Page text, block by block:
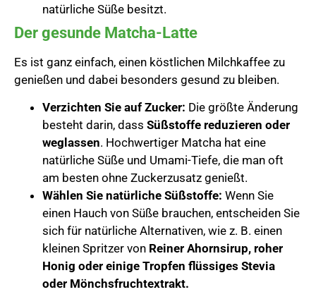
natürliche Süße besitzt.
Der gesunde Matcha-Latte
Es ist ganz einfach, einen köstlichen Milchkaffee zu
genießen und dabei besonders gesund zu bleiben.
Verzichten Sie auf Zucker: Die größte Änderung
besteht darin, dass Süßstoffe reduzieren oder
weglassen. Hochwertiger Matcha hat eine
natürliche Süße und Umami-Tiefe, die man oft
am besten ohne Zuckerzusatz genießt.
Wählen Sie natürliche Süßstoffe: Wenn Sie
einen Hauch von Süße brauchen, entscheiden Sie
sich für natürliche Alternativen, wie z. B. einen
kleinen Spritzer von Reiner Ahornsirup, roher
Honig oder einige Tropfen flüssiges Stevia
oder Mönchsfruchtextrakt.